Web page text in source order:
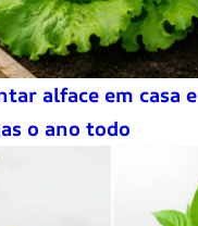
alface em casa
o ano todo